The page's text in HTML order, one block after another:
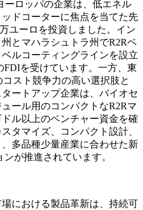
ーロッパの企業は、低エネル
ドコーターに焦点を当てた先
ユーロを投資しました。イン
とマハラシュトラ州でR2Rベ
ルコーティングラインを設立
FDIを受けています。一方、東
スト競争力の高い選択肢と
ートアップ企業は、バイオセ
ール用のコンパクトなR2Rマ
ル以上のベンチャー資金を確
タマイズ、コンパクト設計、
多品種少量産業に合わせた新
が推進されています。
における製品革新は、持続可